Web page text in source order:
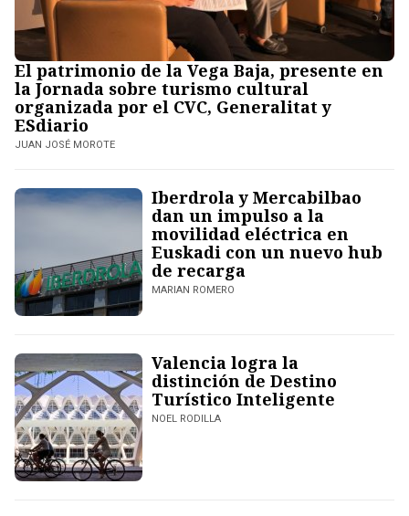
El patrimonio de la Vega Baja, presente en
la Jornada sobre turismo cultural
organizada por el CVC, Generalitat y
ESdiario
JUAN JOSÉ MOROTE
Iberdrola y Mercabilbao
dan un impulso a la
movilidad eléctrica en
Euskadi con un nuevo hub
de recarga
MARIAN ROMERO
Valencia logra la
distinción de Destino
Turístico Inteligente
NOEL RODILLA